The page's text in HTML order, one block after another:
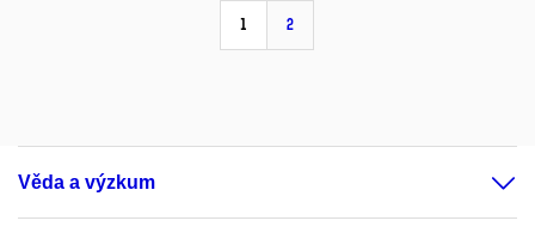
1 2
Věda a výzkum